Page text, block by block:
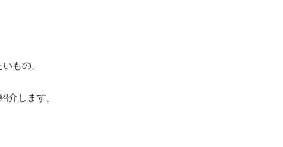
もの。
します。